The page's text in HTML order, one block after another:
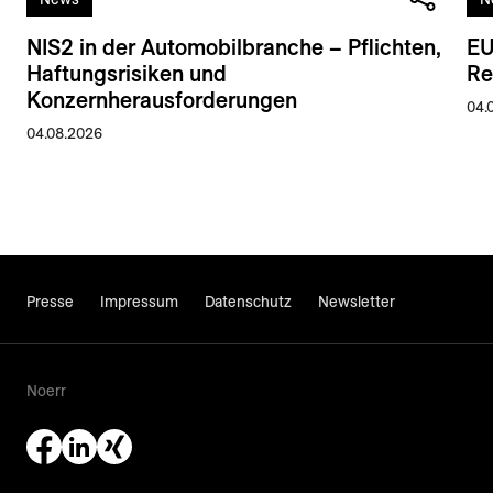
NIS2 in der Automobilbranche – Pflichten,
Haftungsrisiken und
Konzernherausforderungen
04.08.2026
Presse Impressum Datenschutz Newsletter
Noerr